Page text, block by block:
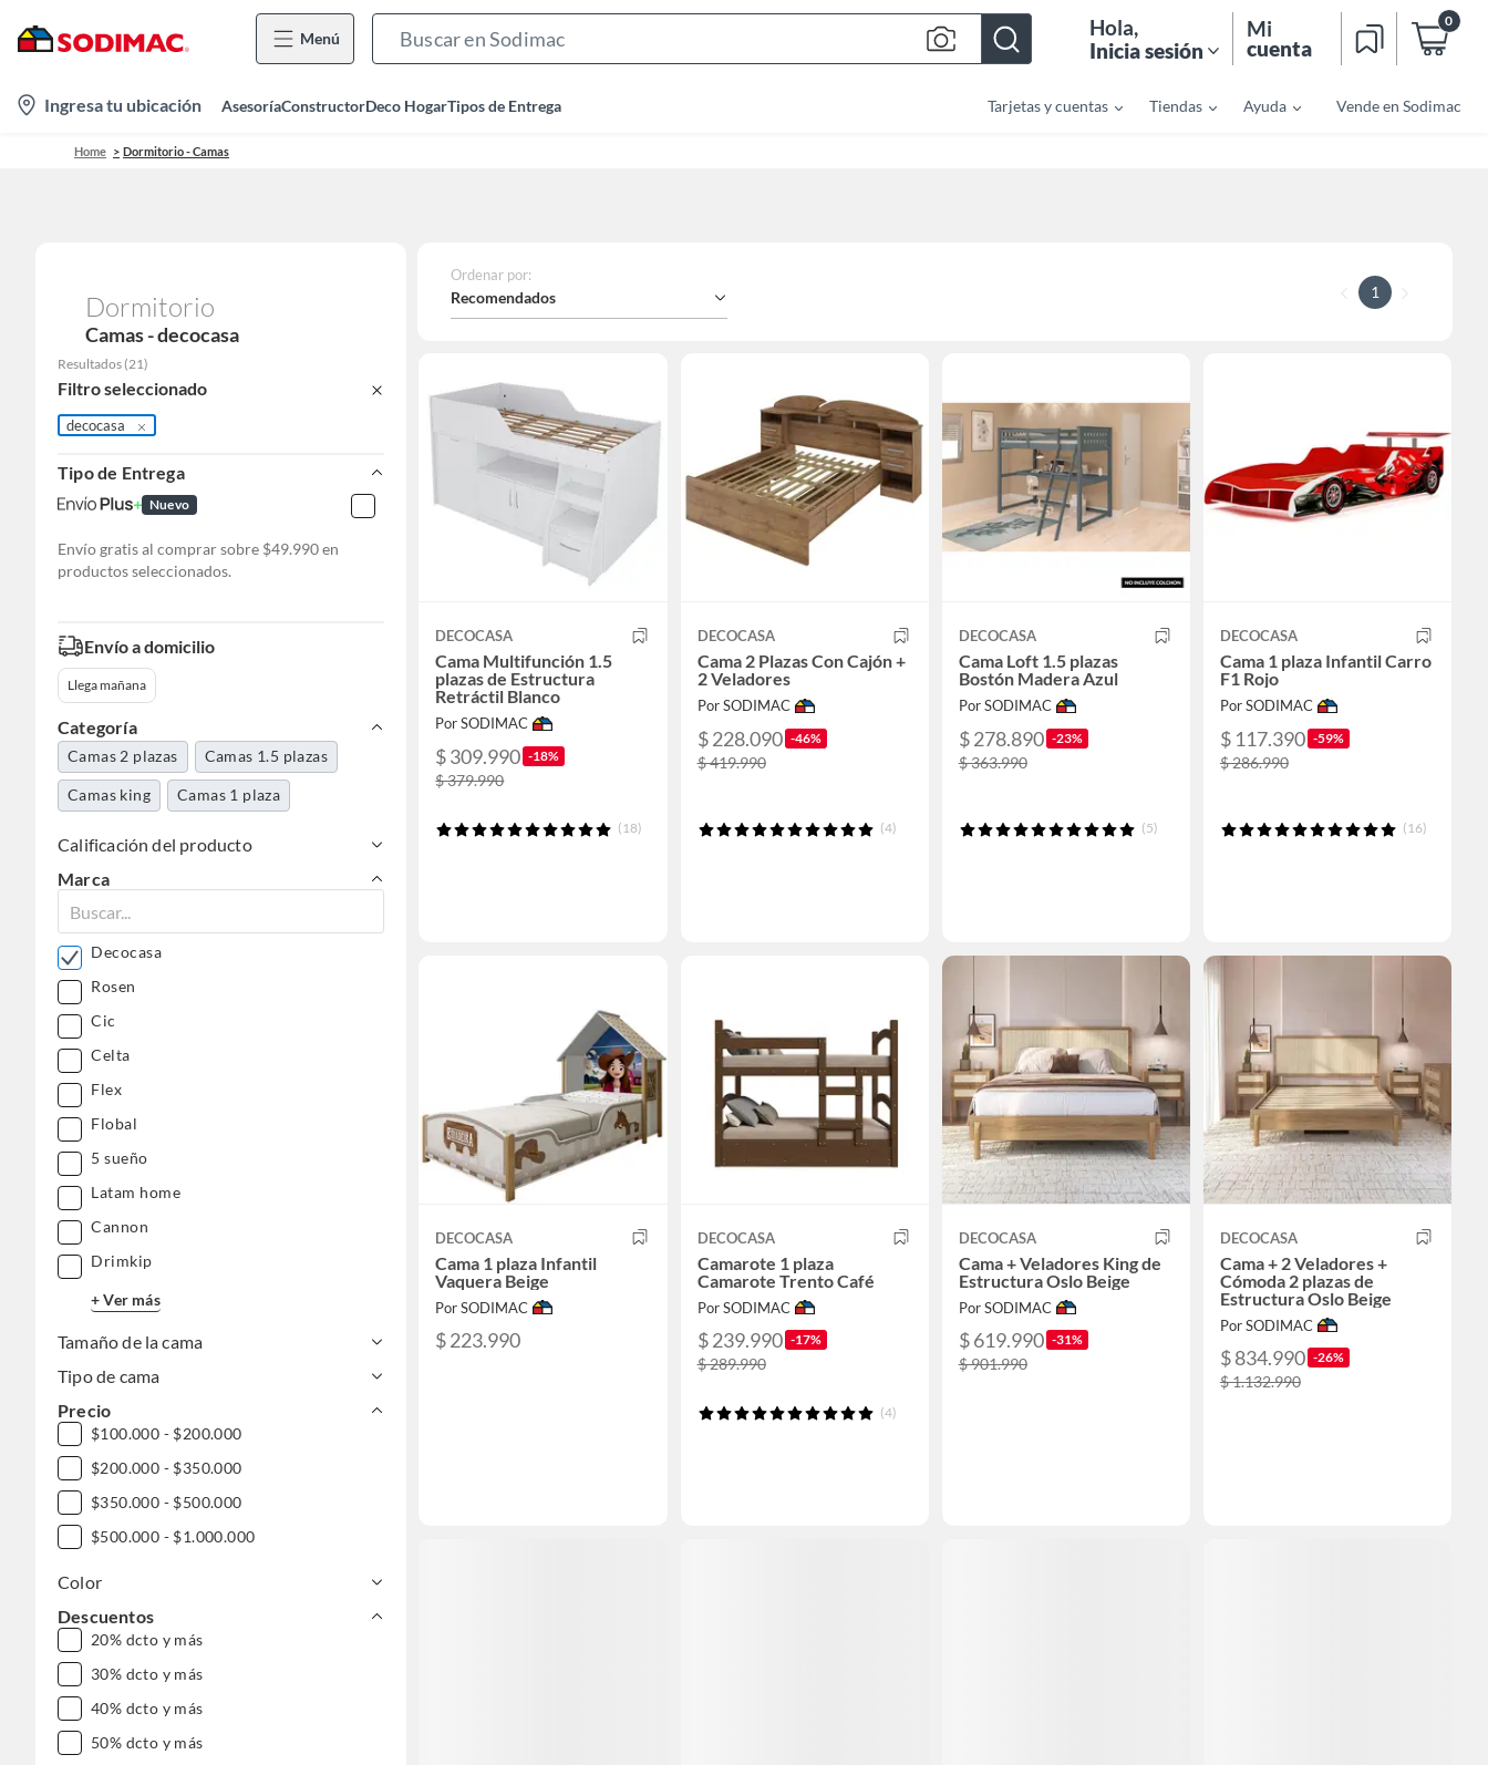
Menú
Bar
Hola,
Inicia sesión
Mi
cuenta
0
location-
icon
Ingresa tu ubicación AsesoríaConstructorDeco HogarTipos de Entrega Tarjetas y cuentas Tiendas Ayuda Vende en Sodimac
Home Dormitorio - Camas
Dormitorio
Camas - decocasa
Resultados (21)
Filtro seleccionado
decocasa
Tipo de Entrega
Nuevo
Envío gratis al comprar sobre $49.990 en
productos seleccionados.
Envío a domicilio
Llega mañana
Categoría
Camas 2 plazas Camas 1.5 plazas
Camas king Camas 1 plaza
Calificación del producto
Marca
Decocasa
Rosen
Cic
Celta
Flex
Flobal
5 sueño
Latam home
Cannon
Drimkip
+ Ver más
Tamaño de la cama
Tipo de cama
Precio
$100.000 - $200.000
$200.000 - $350.000
$350.000 - $500.000
$500.000 - $1.000.000
Color
Descuentos
20% dcto y más
30% dcto y más
40% dcto y más
50% dcto y más
Ordenar por:
Recomendados 1
DECOCASA
Cama Multifunción 1.5
plazas de Estructura
Retráctil Blanco
Por SODIMAC
$ 309.990 -18%
$ 379.990
(18)
DECOCASA
Cama 2 Plazas Con Cajón +
2 Veladores
Por SODIMAC
$ 228.090 -46%
$ 419.990
(4)
DECOCASA
Cama Loft 1.5 plazas
Bostón Madera Azul
Por SODIMAC
$ 278.890 -23%
$ 363.990
(5)
DECOCASA
Cama 1 plaza Infantil Carro
F1 Rojo
Por SODIMAC
$ 117.390 -59%
$ 286.990
(16)
DECOCASA
Cama 1 plaza Infantil
Vaquera Beige
Por SODIMAC
$ 223.990
DECOCASA
Camarote 1 plaza
Camarote Trento Café
Por SODIMAC
$ 239.990 -17%
$ 289.990
(4)
DECOCASA
Cama + Veladores King de
Estructura Oslo Beige
Por SODIMAC
$ 619.990 -31%
$ 901.990
DECOCASA
Cama + 2 Veladores +
Cómoda 2 plazas de
Estructura Oslo Beige
Por SODIMAC
$ 834.990 -26%
$ 1.132.990